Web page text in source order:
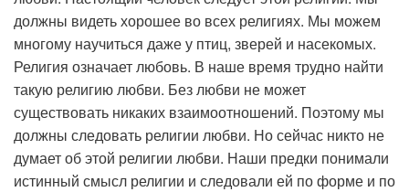
должны видеть хорошее во всех религиях. Мы можем
многому научиться даже у птиц, зверей и насекомых.
Религия означает любовь. В наше время трудно найти
такую религию любви. Без любви не может
существовать никаких взаимоотношений. Поэтому мы
должны следовать религии любви. Но сейчас никто не
думает об этой религии любви. Наши предки понимали
истинный смысл религии и следовали ей по форме и по